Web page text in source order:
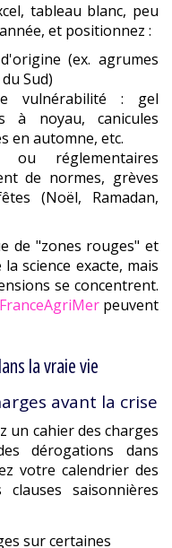
tableau blanc, peu
et positionnez :
(ex. agrumes
Sud)
vulnérabilité : gel
noyau, canicules
en automne, etc.
réglementaires
de normes, grèves
(Noël, Ramadan,
de "zones rouges" et
science exacte, mais
se concentrent.
FranceAgriMerpeuvent
la vraie vie
avant la crise
un cahier des charges
dérogations dans
votre calendrier des
saisonnières
sur certaines